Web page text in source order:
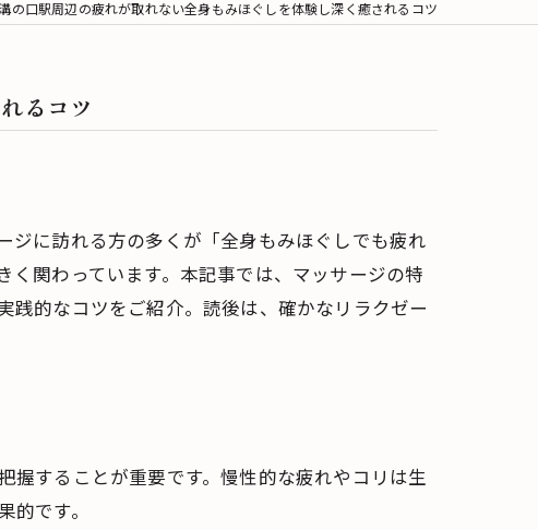
の口駅周辺の疲れが取れない全身もみほぐしを体験し深く癒されるコツ
るコツ
に訪れる方の多くが「全身もみほぐしでも疲れ
関わっています。本記事では、マッサージの特
的なコツをご紹介。読後は、確かなリラクゼー
することが重要です。慢性的な疲れやコリは生
です。